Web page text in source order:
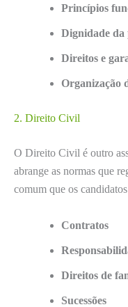
Princípios
Dignidade da
Direitos e
Organização
2. Direito Civil
O Direito Civil é outro
abrange as normas que
comum que os
Contratos
Direitos de
Sucessões